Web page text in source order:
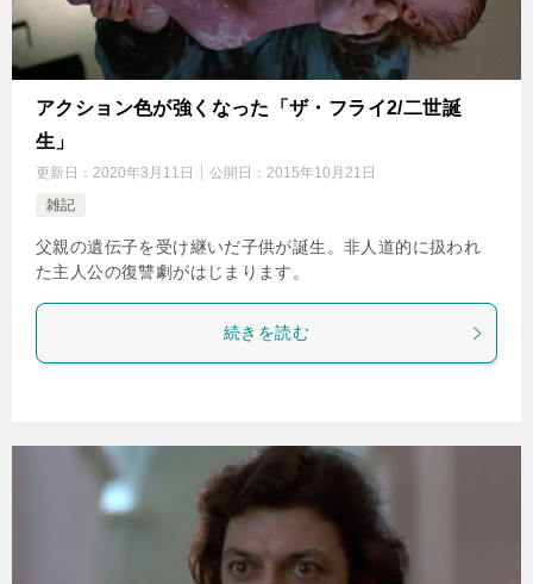
アクション色が強くなった「ザ・フライ2/二世誕
生」
更新日： 2020年3月11日 公開日： 2015年10月21日
雑記
父親の遺伝子を受け継いだ子供が誕生。非人道的に扱われ
た主人公の復讐劇がはじまります。
続きを読む